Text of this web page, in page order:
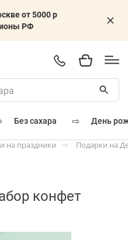
от 5000 р
РФ
без сахара ⇨ день
на праздники Подарки на
конфет